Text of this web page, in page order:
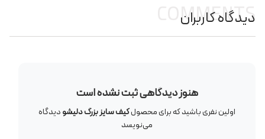
دیدگاه کاربران
COMMENTS
هنوز دیدگاهی ثبت نشده است
اولین نفری باشید که برای محصولکیف سایز بزرگ دلیشودیدگاه
می‌نویسد